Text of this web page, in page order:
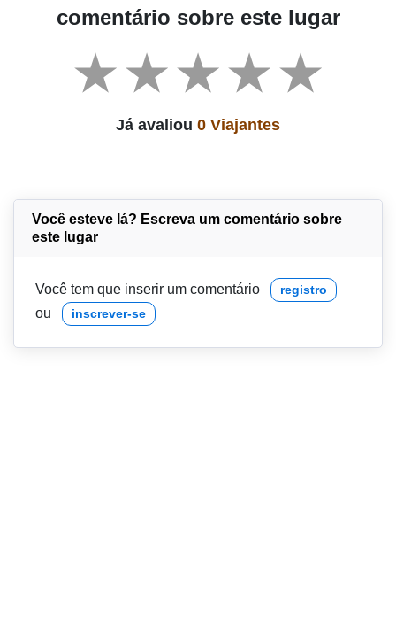
comentário sobre este lugar
Já avaliou 0 Viajantes
Você esteve lá? Escreva um comentário sobre
este lugar
Você tem que inserir um comentário registro
ou inscrever-se